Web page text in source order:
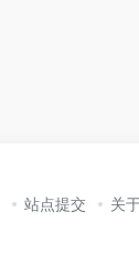
站点提交 关